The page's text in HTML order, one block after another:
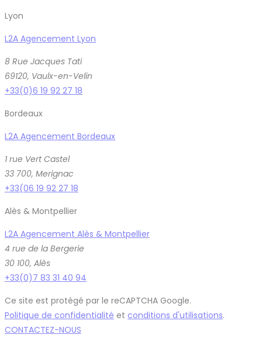
Lyon
L2A Agencement Lyon
8 Rue Jacques Tati
69120, Vaulx-en-Velin
+33(0)6 19 92 27 18
Bordeaux
L2A Agencement Bordeaux
1 rue Vert Castel
33 700, Merignac
+33(06 19 92 27 18
Alès & Montpellier
L2A Agencement Alès & Montpellier
4 rue de la Bergerie
30 100, Alès
+33(0)7 83 31 40 94
Ce site est protégé par le reCAPTCHA Google.
Politique de confidentialité et conditions d'utilisations.
CONTACTEZ-NOUS